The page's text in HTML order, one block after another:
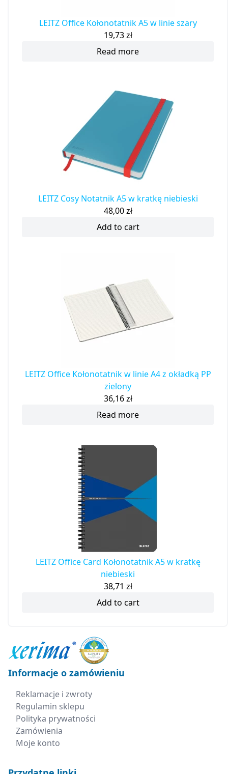
LEITZ Office Kołonotatnik A5 w linie szary
19,73zł
Read more
LEITZ Cosy Notatnik A5 w kratkę niebieski
48,00zł
Add to cart
LEITZ Office Kołonotatnik w linie A4 z okładką PP
zielony
36,16zł
Read more
LEITZ Office Card Kołonotatnik A5 w kratkę
niebieski
38,71 zł
Add to cart
Informacje o zamówieniu
Reklamacje i zwroty
Regulamin sklepu
Polityka prywatności
Zamówienia
Moje konto